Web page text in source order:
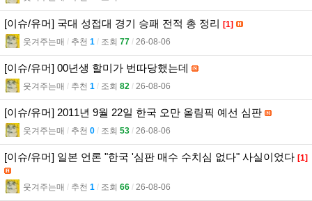
[이슈/유머] 국대 성접대 경기 승패 전적 총 정리 [1]
웃겨주는매 l 추천 1 l 조회 77 l 26-08-06
[이슈/유머] 00년생 할미가 번따당했는데
웃겨주는매 l 추천 1 l 조회 82 l 26-08-06
[이슈/유머] 2011년 9월 22일 한국 오만 올림픽 예선 심판
웃겨주는매 l 추천 0 l 조회 53 l 26-08-06
[이슈/유머] 일본 언론 "한국 '심판 매수 수치심 없다" 사실이었다 [1]
웃겨주는매 l 추천 1 l 조회 66 l 26-08-06